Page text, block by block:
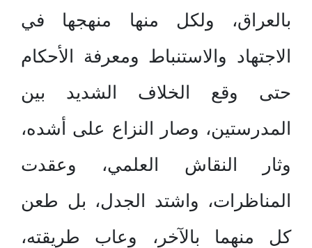
بالعراق، ولكل منها منهجها في
الاجتهاد والاستنباط ومعرفة الأحكام
حتى وقع الخلاف الشديد بين
المدرستين، وصار النزاع على أشده،
وثار النقاش العلمي، وعقدت
المناظرات، واشتد الجدل، بل طعن
كل منهما بالآخر، وعاب طريقته،